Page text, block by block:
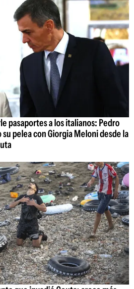
pasaportes a los italianos: Pedro
pelea con Giorgia Meloni desde la